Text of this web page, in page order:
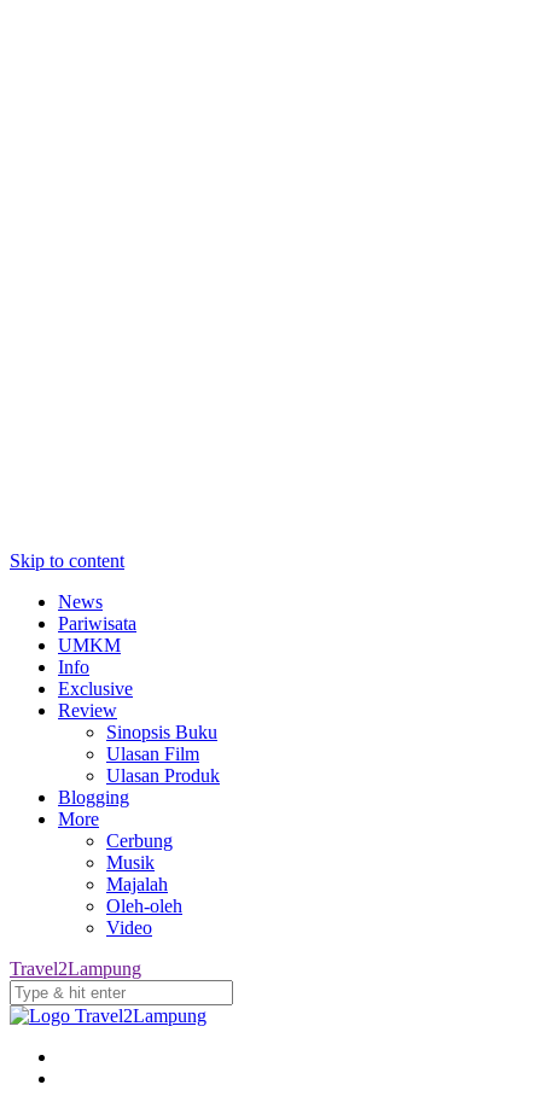
Skip to content
News
Pariwisata
UMKM
Info
Exclusive
Review
Sinopsis Buku
Ulasan Film
Ulasan Produk
Blogging
More
Cerbung
Musik
Majalah
Oleh-oleh
Video
Travel2Lampung